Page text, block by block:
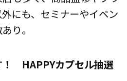
にも、セミナーやイベン
り。
！ HAPPYカプセル抽選